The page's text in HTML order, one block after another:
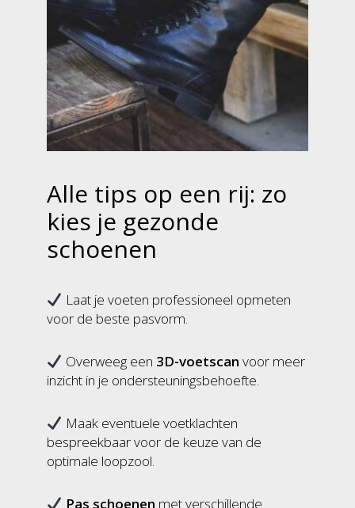
Alle tips op een rij: zo
kies je gezonde
schoenen
Laat je voeten professioneel opmeten
voor de beste pasvorm.
Overweeg een 3D-voetscan voor meer
inzicht in je ondersteuningsbehoefte.
Maak eventuele voetklachten
bespreekbaar voor de keuze van de
optimale loopzool.
Pas schoenen met verschillende